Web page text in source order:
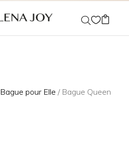
Bague pour Elle / Bague Queen